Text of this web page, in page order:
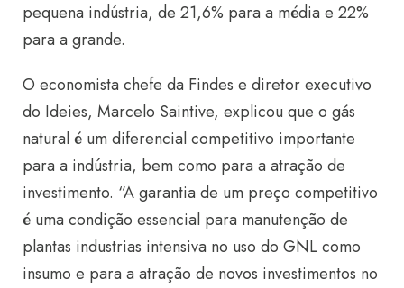
pequena indústria, de 21,6% para a média e 22%
para a grande.
O economista chefe da Findes e diretor executivo
do Ideies, Marcelo Saintive, explicou que o gás
natural é um diferencial competitivo importante
para a indústria, bem como para a atração de
investimento. “A garantia de um preço competitivo
é uma condição essencial para manutenção de
plantas industrias intensiva no uso do GNL como
insumo e para a atração de novos investimentos no